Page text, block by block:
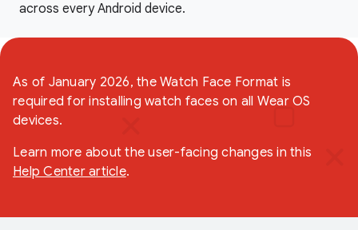
across every Android device.
As of January 2026, the Watch Face Format is
required for installing watch faces on all Wear OS
devices.
Learn more about the user-facing changes in this
Help Center article.